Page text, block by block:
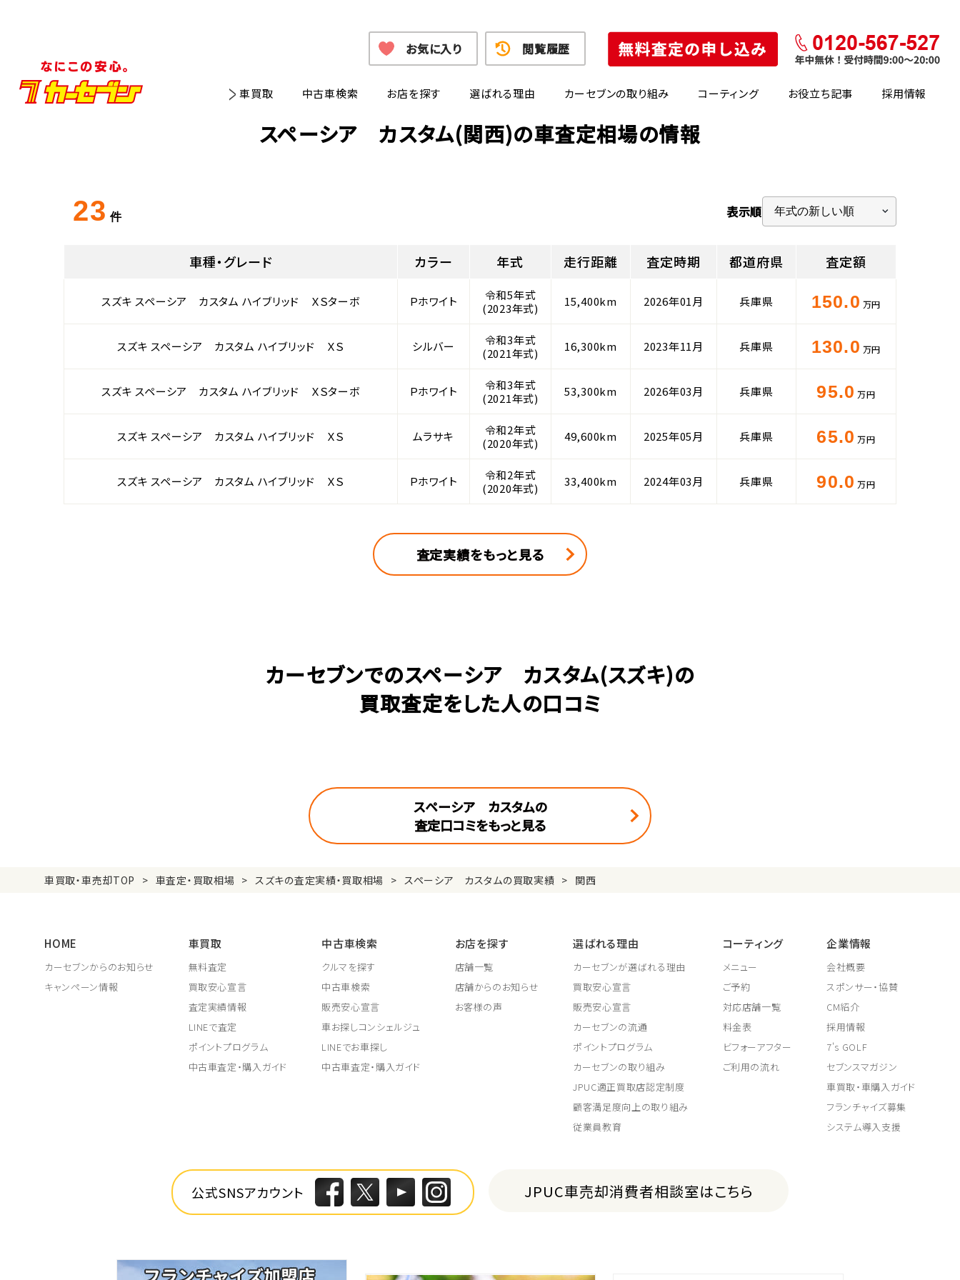
車買取 中古車検索 お店を探す 選ばれる理由 カーセブンの取り組み コーティング お役立ち記事 採用情報
お気に入り 閲覧履歴
スペーシア カスタム(関西)の車査定相場の情報
23 件 表示順
車種・グレード カラー 年式 走行距離 査定時期 都道府県 査定額
スズキ スペーシア カスタム ハイブリッド ＸＳターボ Ｐホワイト
令和5年式
(2023年式)
15,400km 2026年01月 兵庫県 150.0 万円
スズキ スペーシア カスタム ハイブリッド ＸＳ シルバー
令和3年式
(2021年式)
16,300km 2023年11月 兵庫県 130.0 万円
スズキ スペーシア カスタム ハイブリッド ＸＳターボ Ｐホワイト
令和3年式
(2021年式)
53,300km 2026年03月 兵庫県 95.0 万円
スズキ スペーシア カスタム ハイブリッド ＸＳ ムラサキ
令和2年式
(2020年式)
49,600km 2025年05月 兵庫県 65.0 万円
スズキ スペーシア カスタム ハイブリッド ＸＳ Ｐホワイト
令和2年式
(2020年式)
33,400km 2024年03月 兵庫県 90.0 万円
査定実績をもっと見る
カーセブンでのスペーシア カスタム(スズキ)の
買取査定をした人の口コミ
スペーシア カスタムの
査定口コミをもっと見る
車買取・車売却TOP 車査定・買取相場 スズキの査定実績・買取相場 スペーシア カスタムの買取実績 関西
HOME
カーセブンからのお知らせ
キャンペーン情報
車買取
無料査定
買取安心宣言
査定実績情報
LINEで査定
ポイントプログラム
中古車査定・購入ガイド
中古車検索
クルマを探す
中古車検索
販売安心宣言
車お探しコンシェルジュ
LINEでお車探し
中古車査定・購入ガイド
お店を探す
店舗一覧
店舗からのお知らせ
お客様の声
選ばれる理由
カーセブンが選ばれる理由
買取安心宣言
販売安心宣言
カーセブンの流通
ポイントプログラム
カーセブンの取り組み
JPUC適正買取店認定制度
顧客満足度向上の取り組み
従業員教育
コーティング
メニュー
ご予約
対応店舗一覧
料金表
ビフォーアフター
ご利用の流れ
企業情報
会社概要
スポンサー・協賛
CM紹介
採用情報
7's GOLF
セブンスマガジン
車買取・車購入ガイド
フランチャイズ募集
システム導入支援
公式SNSアカウント JPUC車売却消費者相談室はこちら